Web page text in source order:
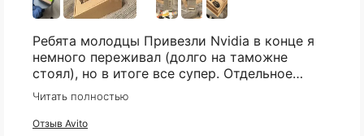
Ребята молодцы Привезли Nvidia в конце я
немного переживал (долго на таможне
стоял), но в итоге все супер. Отдельное
спасибо что всегда отвечали практически
мгновенно, клиентская поддержка на самом
высоком уровне!
Читать полностью
Отзыв Avito
Telegram
сегодня
25%
2 недели
25%
4 недели
25% 25%
Без комиссий и переплат